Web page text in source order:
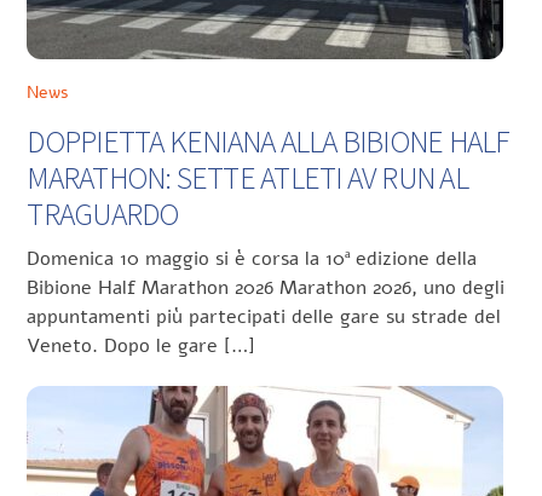
News
DOPPIETTA KENIANA ALLA BIBIONE HALF
MARATHON: SETTE ATLETI AV RUN AL
TRAGUARDO
Domenica 10 maggio si è corsa la 10ª edizione della
Bibione Half Marathon 2026 Marathon 2026, uno degli
appuntamenti più partecipati delle gare su strade del
Veneto. Dopo le gare […]